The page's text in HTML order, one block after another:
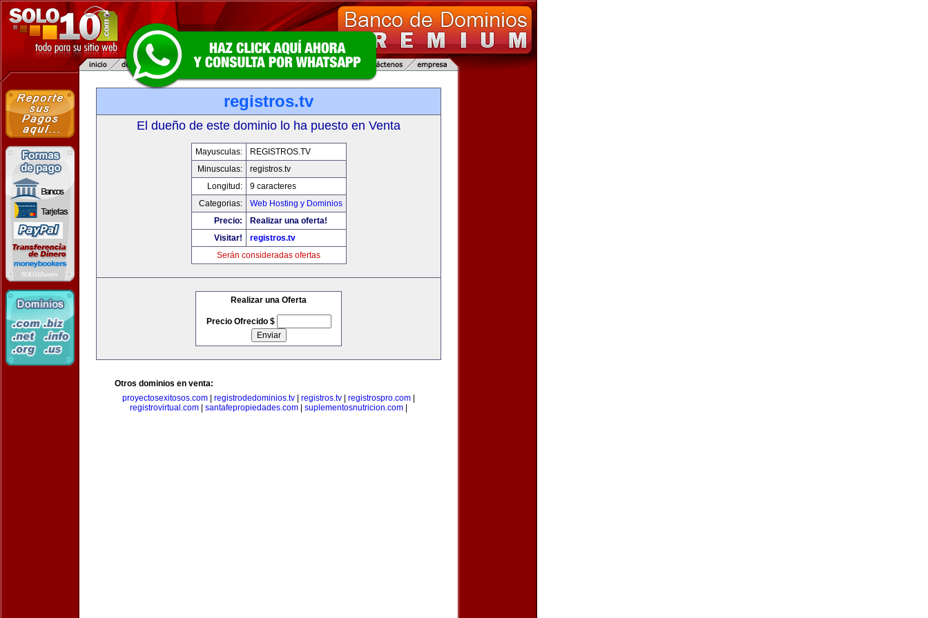
registros.tv
El dueño de este dominio lo ha puesto en Venta
Mayusculas:
REGISTROS.TV
Minusculas:
registros.tv
Longitud:
9 caracteres
Categorias:
Web Hosting y Dominios
Precio:
Realizar una oferta!
Visitar!
registros.tv
Serán consideradas ofertas
Realizar una Oferta
Precio Ofrecido $
Otros dominios en venta:
proyectosexitosos.com
registrodedominios.tv registros.tv registrospro.com
registrovirtual.com
santafepropiedades.com suplementosnutricion.com